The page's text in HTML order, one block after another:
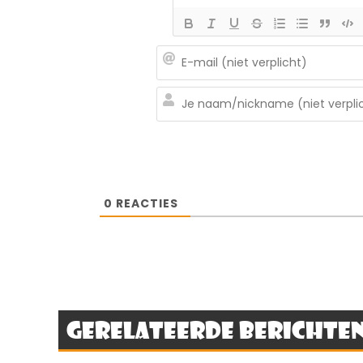
0 REACTIES
Gerelateerde